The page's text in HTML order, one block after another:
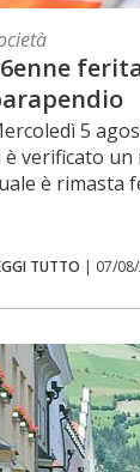
5
è verificato
è rimasta
TUTTO | 07/